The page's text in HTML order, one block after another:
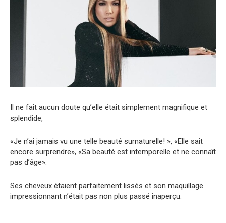
Il ne fait aucun doute qu’elle était simplement magnifique et
splendide,
«Je n’ai jamais vu une telle beauté surnaturelle! », «Elle sait
encore surprendre», «Sa beauté est intemporelle et ne connaît
pas d’âge».
Ses cheveux étaient parfaitement lissés et son maquillage
impressionnant n’était pas non plus passé inaperçu.